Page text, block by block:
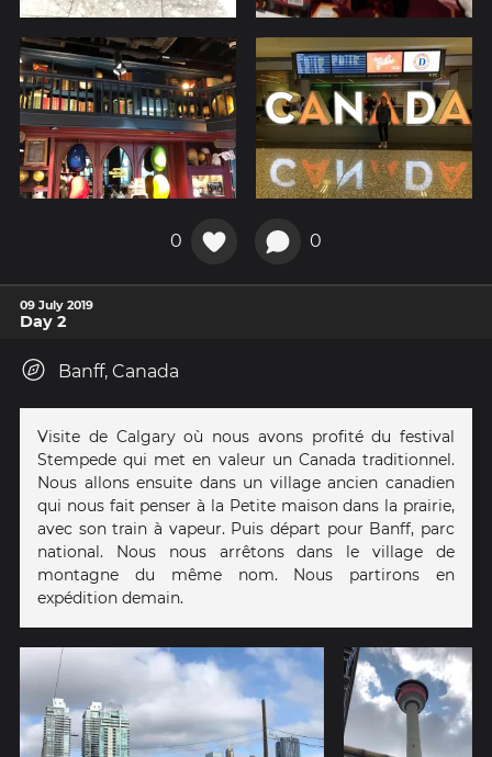
0 0
09 July 2019
Day 2
Banff, Canada
Visite de Calgary où nous avons profité du festival
Stempede qui met en valeur un Canada traditionnel.
Nous allons ensuite dans un village ancien canadien
qui nous fait penser à la Petite maison dans la prairie,
avec son train à vapeur. Puis départ pour Banff, parc
national. Nous nous arrêtons dans le village de
montagne du même nom. Nous partirons en
expédition demain.